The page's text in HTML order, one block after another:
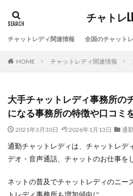
チャトレ
チャットレディ関連情報 全国のチャット
HOME チャットレディ関連情報
大手チャットレディ事務所の
になる事務所の特徴や口コミ
2021年3月30日 2026年1月13日 通
通勤チャットレディは、チャットレデ
デオ・音声通話、チャットのお仕事を
ネットの普及でチャットレディのニー
トレディ事務所も増加傾向に。